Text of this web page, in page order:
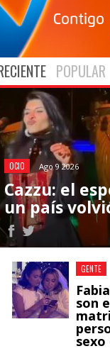
POPULAR
OCIO Ago 9 2026
Cazzu: el
un país
GENTE
son
sexo